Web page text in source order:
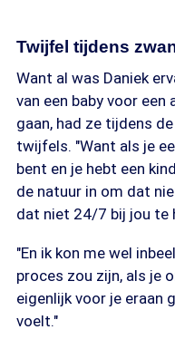
Twijfel tijdens
Want al was Daniek
van een baby voor een
gaan, had ze tijdens
twijfels. "Want als je
bent en je hebt een
de natuur in om dat
dat niet 24/7 bij jou te
"En ik kon me wel
proces zou zijn, als je
eigenlijk voor je eraan
voelt."